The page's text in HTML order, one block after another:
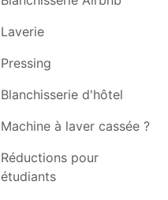
Laverie
Pressing
Blanchisserie d'hôtel
Machine à laver cassée ?
Réductions pour
étudiants